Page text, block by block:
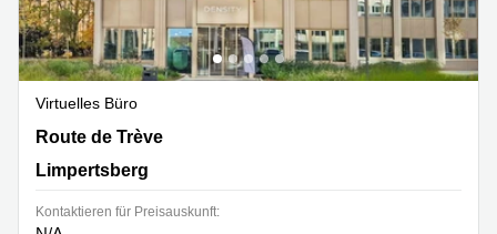
Virtuelles Büro
Route de Trève 6D,Bâtiment D, Limpertsberg
Route de Trève
Limpertsberg
Kontaktieren für Preisauskunft: